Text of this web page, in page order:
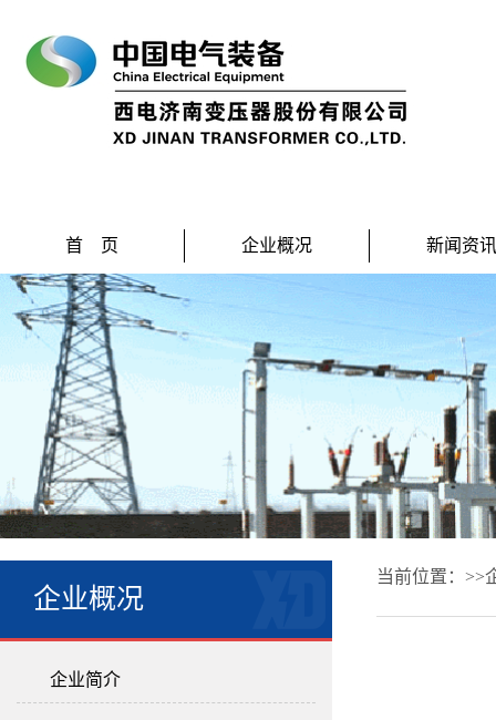
首 页 企业概况 新闻资讯
企业概况
企业简介
当前位置：>>